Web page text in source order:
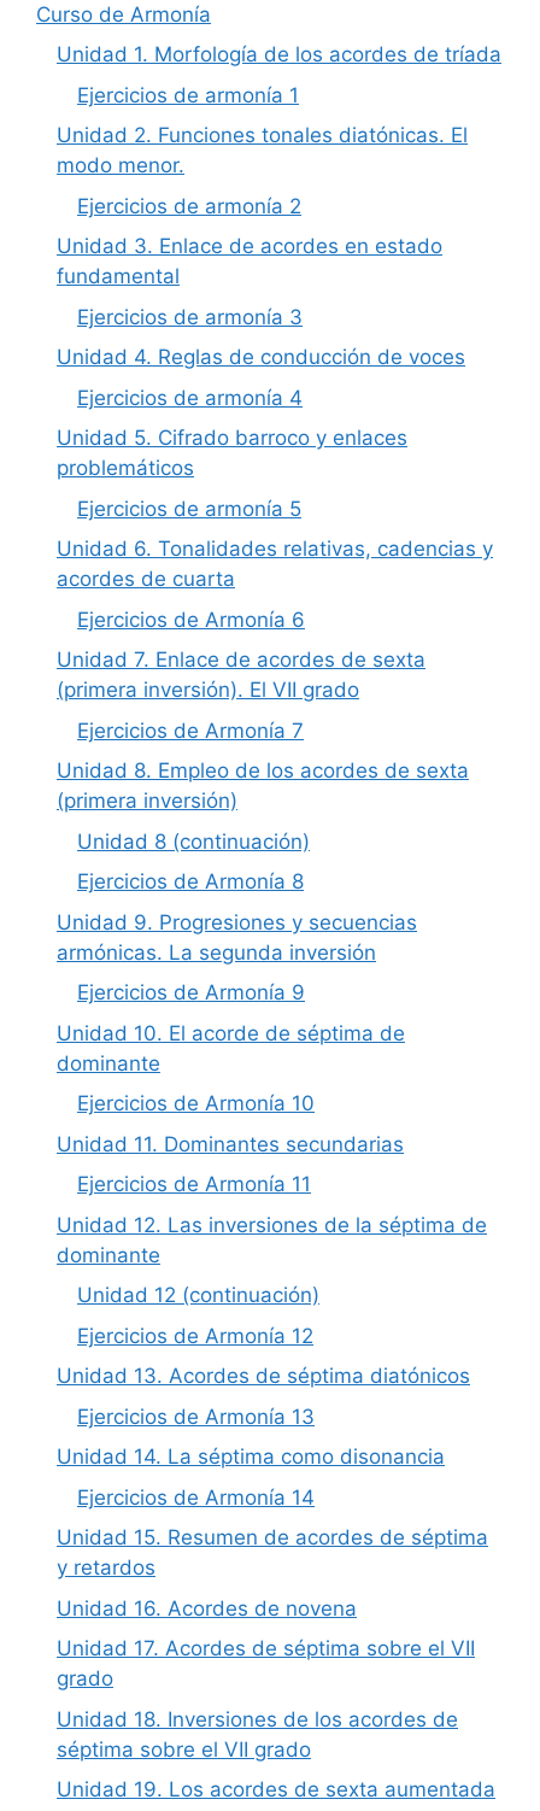
Curso de Armonía
Unidad 1. Morfología de los acordes de tríada
Ejercicios de armonía 1
Unidad 2. Funciones tonales diatónicas. El
modo menor.
Ejercicios de armonía 2
Unidad 3. Enlace de acordes en estado
fundamental
Ejercicios de armonía 3
Unidad 4. Reglas de conducción de voces
Ejercicios de armonía 4
Unidad 5. Cifrado barroco y enlaces
problemáticos
Ejercicios de armonía 5
Unidad 6. Tonalidades relativas, cadencias y
acordes de cuarta
Ejercicios de Armonía 6
Unidad 7. Enlace de acordes de sexta
(primera inversión). El VII grado
Ejercicios de Armonía 7
Unidad 8. Empleo de los acordes de sexta
(primera inversión)
Unidad 8 (continuación)
Ejercicios de Armonía 8
Unidad 9. Progresiones y secuencias
armónicas. La segunda inversión
Ejercicios de Armonía 9
Unidad 10. El acorde de séptima de
dominante
Ejercicios de Armonía 10
Unidad 11. Dominantes secundarias
Ejercicios de Armonía 11
Unidad 12. Las inversiones de la séptima de
dominante
Unidad 12 (continuación)
Ejercicios de Armonía 12
Unidad 13. Acordes de séptima diatónicos
Ejercicios de Armonía 13
Unidad 14. La séptima como disonancia
Ejercicios de Armonía 14
Unidad 15. Resumen de acordes de séptima
y retardos
Unidad 16. Acordes de novena
Unidad 17. Acordes de séptima sobre el VII
grado
Unidad 18. Inversiones de los acordes de
séptima sobre el VII grado
Unidad 19. Los acordes de sexta aumentada